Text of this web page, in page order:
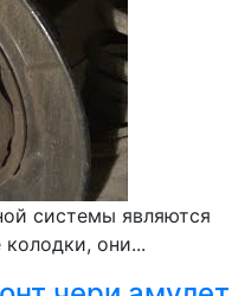
системы являются
они...